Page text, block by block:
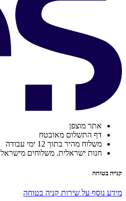
אתר מוצפן
דף התשלום מאובטח
משלוח מהיר בתוך 12 ימי עבודה
חנות ישראלית. משלוחים מישראל
קנייה בטוחה
מידע נוסף על שירות קניה בטוחה